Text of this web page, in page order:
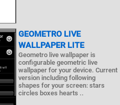
GEOMETRO LIVE
WALLPAPER LITE
Geometro live wallpaper is
configurable geometric live
wallpaper for your device. Current
version including following
shapes for your screen: stars
circles boxes hearts ..